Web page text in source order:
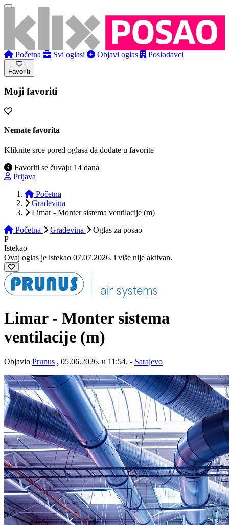
Početna Svi oglasi Objavi oglas Poslodavci
Favoriti
Moji favoriti
Nemate favorita
Kliknite srce pored oglasa da dodate u favorite
Favoriti se čuvaju 14 dana
Prijava
Početna
Građevina
Limar - Monter sistema ventilacije (m)
Početna
Građevina Oglas za posao
P
Istekao
Ovaj oglas je istekao 07.07.2026. i više nije aktivan.
Limar - Monter sistema
ventilacije (m)
Objavio Prunus , 05.06.2026. u 11:54. - Sarajevo